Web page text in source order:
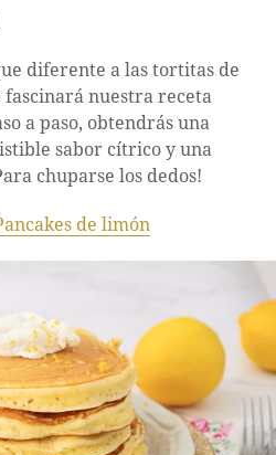
diferente a las tortitas de
fascinará nuestra receta
a paso, obtendrás una
sabor cítrico y una
chuparse los dedos!
de limón